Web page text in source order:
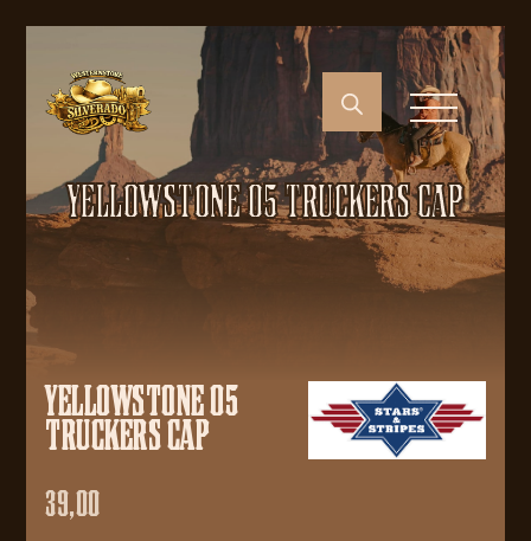
YELLOWSTONE 05 TRUCKERS CAP
YELLOWSTONE 05
TRUCKERS CAP
39,00